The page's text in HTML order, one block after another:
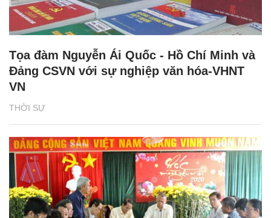
THỜI SỰ
Tọa đàm Nguyễn Ái Quốc - Hồ Chí Minh và
Đảng CSVN với sự nghiệp văn hóa-VHNT
VN